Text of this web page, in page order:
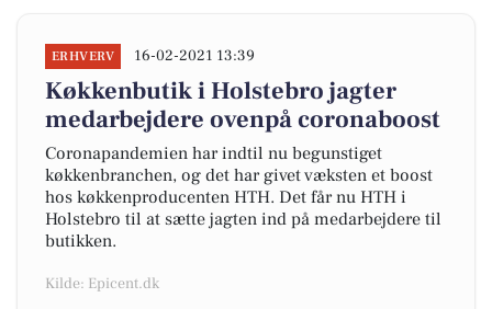
ERHVERV 16-02-2021 13:39
Køkkenbutik i Holstebro jagter
medarbejdere ovenpå coronaboost
Coronapandemien har indtil nu begunstiget
køkkenbranchen, og det har givet væksten et boost
hos køkkenproducenten HTH. Det får nu HTH i
Holstebro til at sætte jagten ind på medarbejdere til
butikken.
Kilde: Epicent.dk